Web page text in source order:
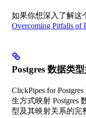
如果你想深入了解这
Overcoming Pitfalls of
Postgres 数据类
ClickPipes for
生方式映射 Postgres
型及其映射关系的完